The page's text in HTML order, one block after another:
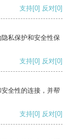
支持[0] 反对[0]
私保护和安全性保
支持[0] 反对[0]
全性的连接，并帮
支持[0] 反对[0]